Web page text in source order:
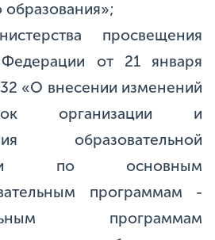
просвещения
от 21 января
«О внесении изменений
организации и
образовательной
по основным
программам -
программам